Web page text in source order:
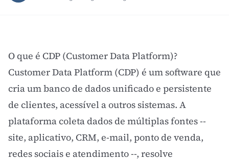
O que é CDP (Customer Data Platform)?
Customer Data Platform (CDP) é um software que
cria um banco de dados unificado e persistente
de clientes, acessível a outros sistemas. A
plataforma coleta dados de múltiplas fontes --
site, aplicativo, CRM, e-mail, ponto de venda,
redes sociais e atendimento --, resolve